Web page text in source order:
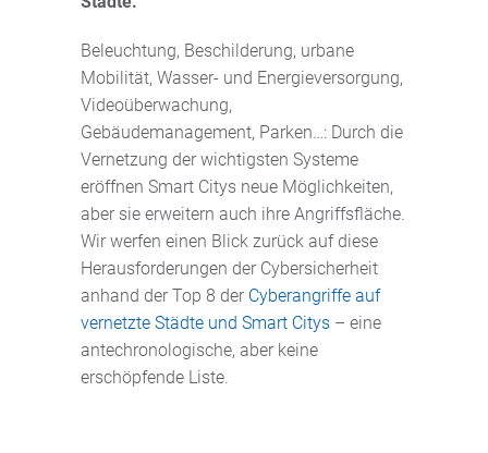
Beleuchtung, Beschilderung, urbane
Mobilität, Wasser- und Energieversorgung,
Videoüberwachung,
Gebäudemanagement, Parken…: Durch die
Vernetzung der wichtigsten Systeme
eröffnen Smart Citys neue Möglichkeiten,
aber sie erweitern auch ihre Angriffsfläche.
Wir werfen einen Blick zurück auf diese
Herausforderungen der Cybersicherheit
anhand der Top 8 der Cyberangriffe auf
vernetzte Städte und Smart Citys – eine
antechronologische, aber keine
erschöpfende Liste.